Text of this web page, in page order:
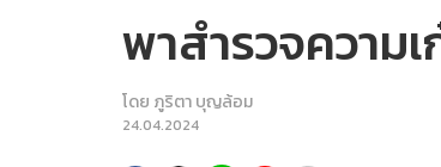
พาสำรวจความ
โดย ภูริตา บุญล้อม
24.04.2024